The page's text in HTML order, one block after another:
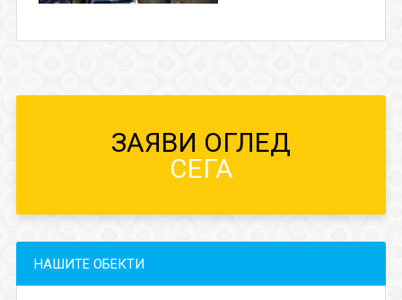
ЗАЯВИ ОГЛЕД
СЕГА
НАШИТЕ ОБЕКТИ